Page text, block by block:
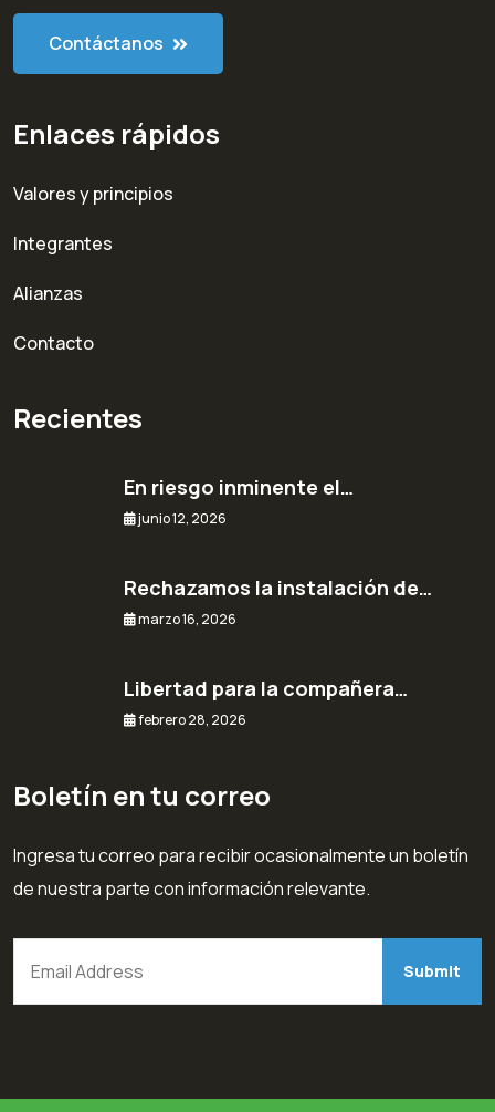
Contáctanos
Enlaces rápidos
Valores y principios
Integrantes
Alianzas
Contacto
Recientes
En riesgo inminente el…
junio 12, 2026
Rechazamos la instalación de…
marzo 16, 2026
Libertad para la compañera…
febrero 28, 2026
Boletín en tu correo
Ingresa tu correo para recibir ocasionalmente un boletín
de nuestra parte con información relevante.